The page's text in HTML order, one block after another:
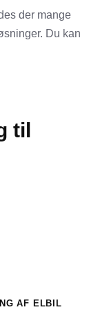
der mange
Du kan
til
AF ELBIL